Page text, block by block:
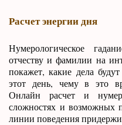
Расчет энергии дня
Нумерологическое
отчеству и фамилии на
покажет, какие дела
этот день, чему в это
Онлайн расчет и
сложностях и возможных
линии поведения